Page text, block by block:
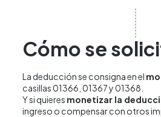
Cómo se
La deducción se consigna en el
casillas 01366, 01367 y 01368.
Y si quieres monetizar la
ingreso o compensar con otros